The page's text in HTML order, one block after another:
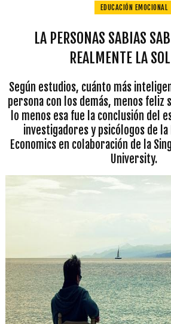
EDUCACIÓN EMOCIONAL
LA PERSONAS SABIAS
REALMENTE LA
Según estudios, cuánto más
persona con los demás, menos feliz
lo menos esa fue la conclusión del
investigadores y psicólogos de la
Economics en colaboración de la
University.